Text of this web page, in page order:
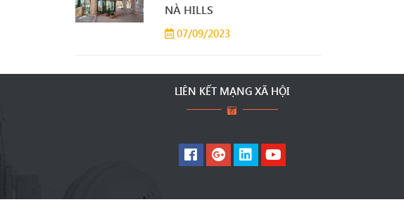
NÀ HILLS
07/09/2023
LIÊN KẾT MẠNG XÃ HỘI